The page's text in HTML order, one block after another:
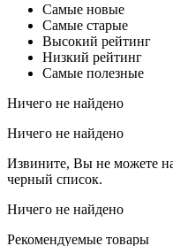
Самые новые
Самые старые
Высокий рейтинг
Низкий рейтинг
Самые полезные
Ничего не найдено
Ничего не найдено
Извините, Вы не можете
черный список.
Ничего не найдено
Рекомендуемые товары